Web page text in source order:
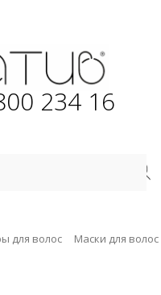
234 16
для волос
Маски для волос